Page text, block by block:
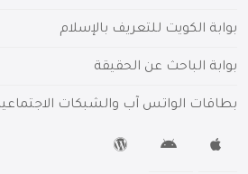
بوابة الكويت للتعريف بالإسلام
بوابة الباحث عن الحقيقة
بطاقات الواتس آب والشبكات